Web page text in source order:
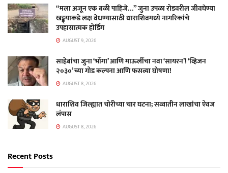
“मला अजून एक बळी पाहिजे…” जुना उपळा रोडवरील जीवघेण्या
खड्ड्याकडे लक्ष वेधण्यासाठी धाराशिवमध्ये नागरिकांचे
उपहासात्मक होर्डिंग
AUGUST 9, 2026
साहेबांचा जुना ‘भोंगा’ आणि माऊलींचा नवा ‘सायरन’! ‘व्हिजन
२०३०’ च्या गोड कल्पना आणि फसव्या घोषणा!
AUGUST 8, 2026
धाराशिव जिल्ह्यात चोरीच्या चार घटना; सव्वातीन लाखांचा ऐवज
लंपास
AUGUST 8, 2026
Recent Posts